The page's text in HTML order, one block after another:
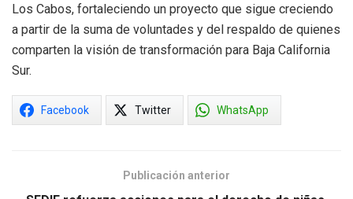
Los Cabos, fortaleciendo un proyecto que sigue creciendo
a partir de la suma de voluntades y del respaldo de quienes
comparten la visión de transformación para Baja California
Sur.
Facebook Twitter WhatsApp
Publicación anterior